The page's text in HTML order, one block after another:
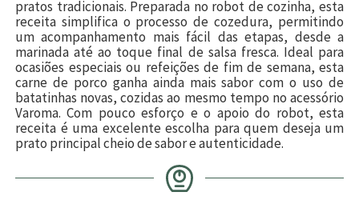
pratos tradicionais. Preparada no robot de cozinha, esta
receita simplifica o processo de cozedura, permitindo
um acompanhamento mais fácil das etapas, desde a
marinada até ao toque final de salsa fresca. Ideal para
ocasiões especiais ou refeições de fim de semana, esta
carne de porco ganha ainda mais sabor com o uso de
batatinhas novas, cozidas ao mesmo tempo no acessório
Varoma. Com pouco esforço e o apoio do robot, esta
receita é uma excelente escolha para quem deseja um
prato principal cheio de sabor e autenticidade.